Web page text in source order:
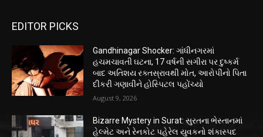
EDITOR PICKS
Gandhinagar Shocker: ગાંધીનગરમાં
હચમચાવતી ઘટના, 17 વર્ષની સગીરા પર દુષ્કર્મ
બાદ અતિશય રક્તસ્રાવથી મોત, આરોપીનો પિતા
દીકરી ગણાવીને હોસ્પિટલ પહોંચ્યો
August 9, 2026
Bizarre Mystery in Surat: સુરતના ભેસ્તાનમાં
હેલ્મેટ અને રેનકોટ પહેરેલ યુવકનો શંકાસ્પદ